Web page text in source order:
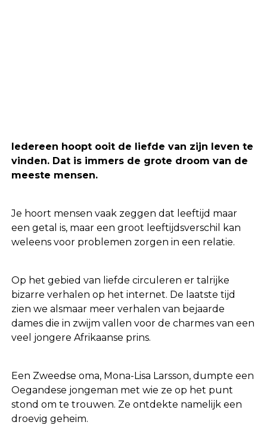
Iedereen hoopt ooit de liefde van zijn leven te
vinden. Dat is immers de grote droom van de
meeste mensen.
Je hoort mensen vaak zeggen dat leeftijd maar
een getal is, maar een groot leeftijdsverschil kan
weleens voor problemen zorgen in een relatie.
Op het gebied van liefde circuleren er talrijke
bizarre verhalen op het internet. De laatste tijd
zien we alsmaar meer verhalen van bejaarde
dames die in zwijm vallen voor de charmes van een
veel jongere Afrikaanse prins.
Een Zweedse oma, Mona-Lisa Larsson, dumpte een
Oegandese jongeman met wie ze op het punt
stond om te trouwen. Ze ontdekte namelijk een
droevig geheim.